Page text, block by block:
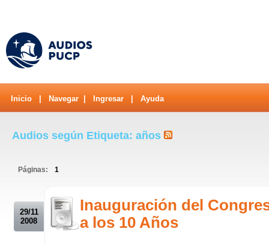
Inicio Navegar Ingresar Ayuda
Audios según Etiqueta: años
Páginas: 1
29/11
2008
Inauguración del
a los 10 Años